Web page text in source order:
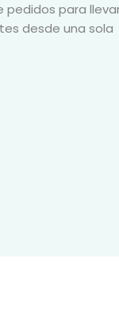
pedidos para
desde una sola